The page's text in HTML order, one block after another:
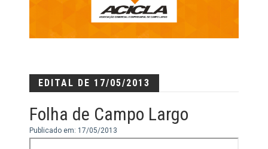
EDITAL DE 17/05/2013
Folha de Campo Largo
Publicado em: 17/05/2013